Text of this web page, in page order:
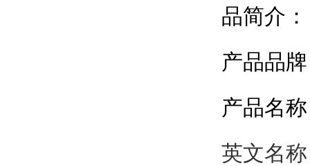
品简介：
产品品
产品名
英文名